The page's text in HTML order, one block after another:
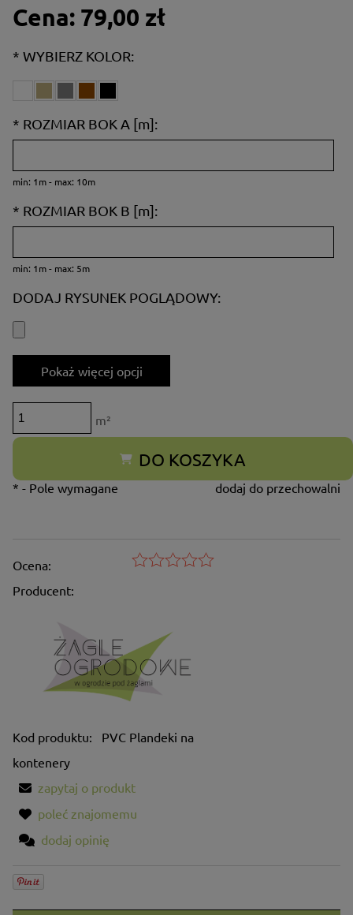
Cena: 79,00 zł
* WYBIERZ KOLOR:
* ROZMIAR BOK A [m]:
min: 1m - max: 10m
* ROZMIAR BOK B [m]:
min: 1m - max: 5m
DODAJ RYSUNEK POGLĄDOWY:
Pokaż więcej opcji
m²
DO KOSZYKA
dodaj do przechowalni
* - Pole wymagane
Ocena:
Producent:
Kod produktu:
PVC Plandeki na
kontenery
zapytaj o produkt
poleć znajomemu
dodaj opinię